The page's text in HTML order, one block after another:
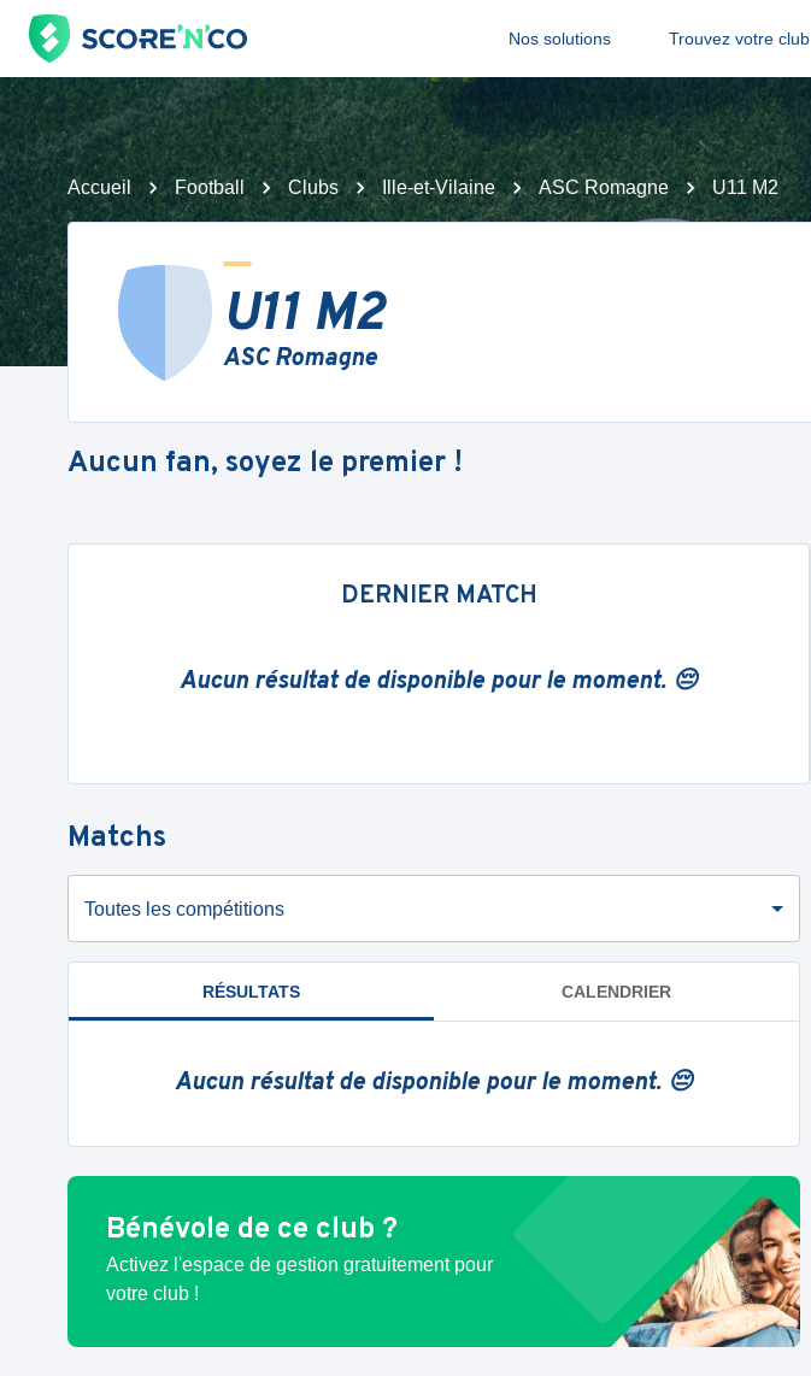
Nos solutions Trouvez votre club
Accueil Football Clubs Ille-et-Vilaine ASC Romagne U11 M2
U11 M2
ASC Romagne
Aucun fan, soyez le premier !
DERNIER MATCH
Aucun résultat de disponible pour le moment. 😔
Matchs
Toutes les compétitions
RÉSULTATS CALENDRIER
Aucun résultat de disponible pour le moment. 😔
Bénévole de ce club ?
Activez l'espace de gestion gratuitement pour
votre club !